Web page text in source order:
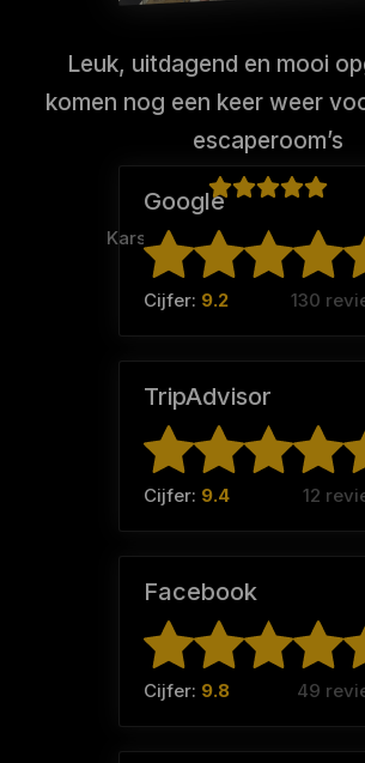
Leuk, uitdagend en mooi
komen nog een keer weer
escaperoom’s
Karst Kies (Team:De
Google
Cijfer: 9.2 130
TripAdvisor
Cijfer: 9.4 12
Facebook
Cijfer: 9.8 49